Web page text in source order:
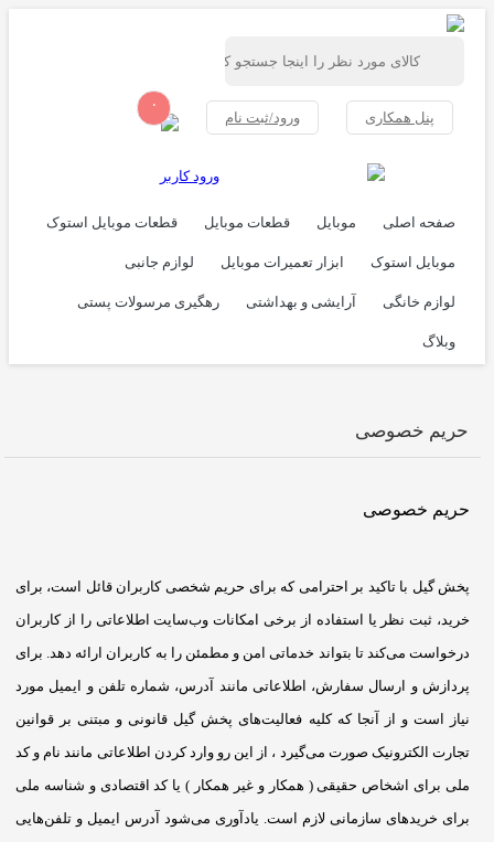
پنل همکاری ورود/ثبت نام
۰
ورود کاربر
صفحه اصلی موبایل قطعات موبایل قطعات موبایل استوک
موبایل استوک ابزار تعمیرات موبایل لوازم جانبی
لوازم خانگی آرایشی و بهداشتی رهگیری مرسولات پستی
وبلاگ
حریم خصوصی
حریم خصوصی
پخش گیل با تاکید بر احترامی که برای حریم شخصی کاربران قائل است، برای
خرید، ثبت نظر یا استفاده از برخی امکانات وب‌سایت اطلاعاتی را از کاربران
درخواست می‌کند تا بتواند خدماتی امن و مطمئن را به کاربران ارائه دهد. برای
پردازش و ارسال سفارش، اطلاعاتی مانند آدرس، شماره تلفن و ایمیل مورد
نیاز است و از آنجا که کلیه فعالیت‌های پخش گیل قانونی و مبتنی بر قوانین
تجارت الکترونیک صورت می‌گیرد ، از این رو وارد کردن اطلاعاتی مانند نام و کد
ملی برای اشخاص حقیقی ( همکار و غیر همکار ) یا کد اقتصادی و شناسه ملی
برای خریدهای سازمانی لازم است. یادآوری می‌شود آدرس ایمیل و تلفن‌هایی